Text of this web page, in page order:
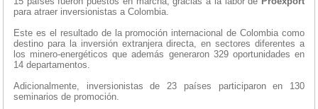
para atraer inversionistas a Colombia.
Este es el resultado de la promoción internacional de Colombia como
destino para la inversión extranjera directa, en sectores diferentes a
los minero-energéticos que además generaron 329 oportunidades en
14 departamentos.
Adicionalmente, inversionistas de 23 países participaron en 130
seminarios de promoción.